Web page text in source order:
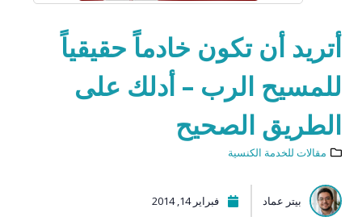
أتريد أن تكون خادماً حقيقياً
للمسيح الرب – أدلك على
الطريق الصحيح
مقالات للخدمة الكنسية
بيتر عماد فبراير 14, 2014